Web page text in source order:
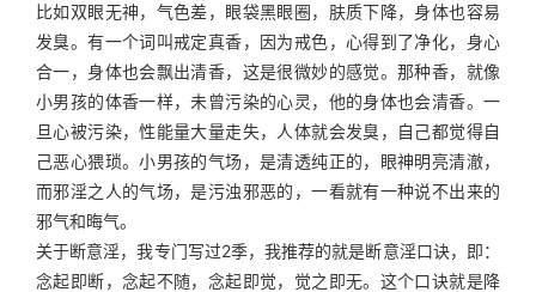
比如双眼无神，气色差，眼袋黑眼圈，肤质下降，身体也容易
发臭。有一个词叫戒定真香，因为戒色，心得到了净化，身心
合一，身体也会飘出清香，这是很微妙的感觉。那种香，就像
小男孩的体香一样，未曾污染的心灵，他的身体也会清香。一
旦心被污染，性能量大量走失，人体就会发臭，自己都觉得自
己恶心猥琐。小男孩的气场，是清透纯正的，眼神明亮清澈，
而邪淫之人的气场，是污浊邪恶的，一看就有一种说不出来的
邪气和晦气。
关于断意淫，我专门写过2季，我推荐的就是断意淫口诀，即：
念起即断，念起不随，念起即觉，觉之即无。这个口诀就是降